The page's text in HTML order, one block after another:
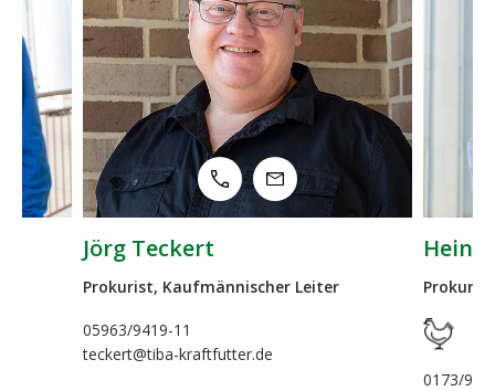
Leiter
Heino Hilbers
Prokurist, Leiter Vertrieb Geflügel